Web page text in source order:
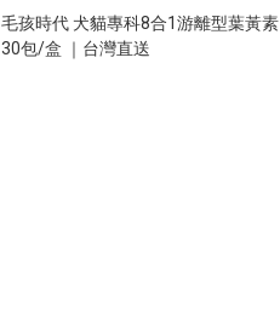
毛孩時代 犬貓專科8合1游離型葉黃素
30包/盒 ｜台灣直送